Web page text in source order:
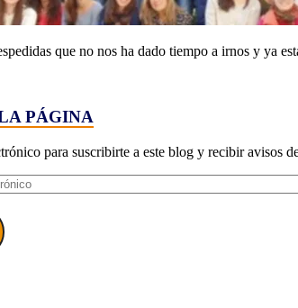
que no nos ha dado tiempo a irnos y ya
PÁGINA
para suscribirte a este blog y recibir avisos